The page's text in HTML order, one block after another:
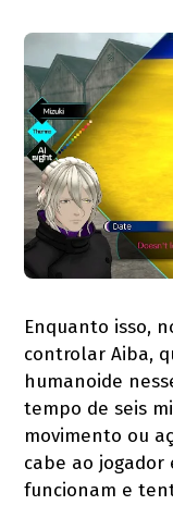
Enquanto isso,
controlar Aiba,
humanoide
tempo de seis
movimento ou
cabe ao
funcionam e